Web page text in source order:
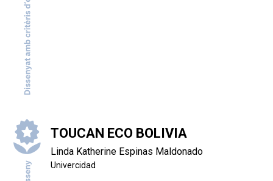
TOUCAN ECO BOLIVIA
Linda Katherine Espinas Maldonado
Univercidad